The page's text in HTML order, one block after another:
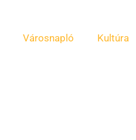
Városnapló Kultúra